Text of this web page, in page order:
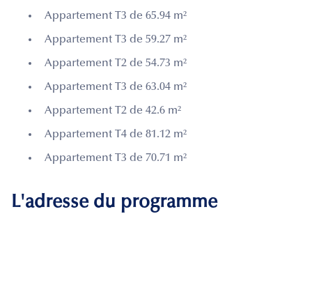
Appartement T3 de 65.94 m²
Appartement T3 de 59.27 m²
Appartement T2 de 54.73 m²
Appartement T3 de 63.04 m²
Appartement T2 de 42.6 m²
Appartement T4 de 81.12 m²
Appartement T3 de 70.71 m²
L'adresse du programme